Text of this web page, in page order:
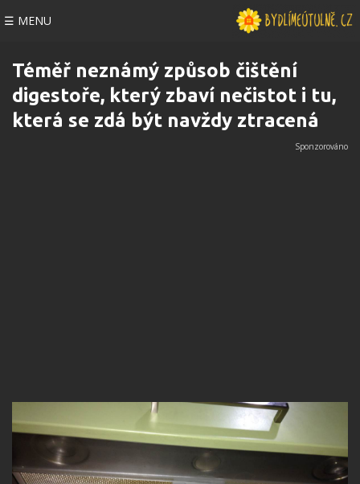
☰ MENU
Téměř neznámý způsob čištění
digestoře, který zbaví nečistot i tu,
která se zdá být navždy ztracená